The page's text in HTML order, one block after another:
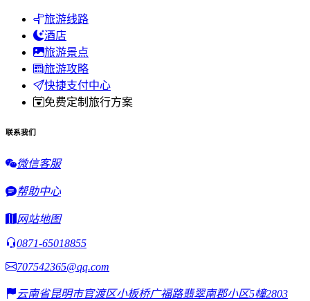
旅游线路
酒店
旅游景点
旅游攻略
快捷支付中心
免费定制旅行方案
联系我们
微信客服
帮助中心
网站地图
0871-65018855
707542365@qq.com
云南省昆明市官渡区小板桥广福路翡翠南郡小区5幢2803